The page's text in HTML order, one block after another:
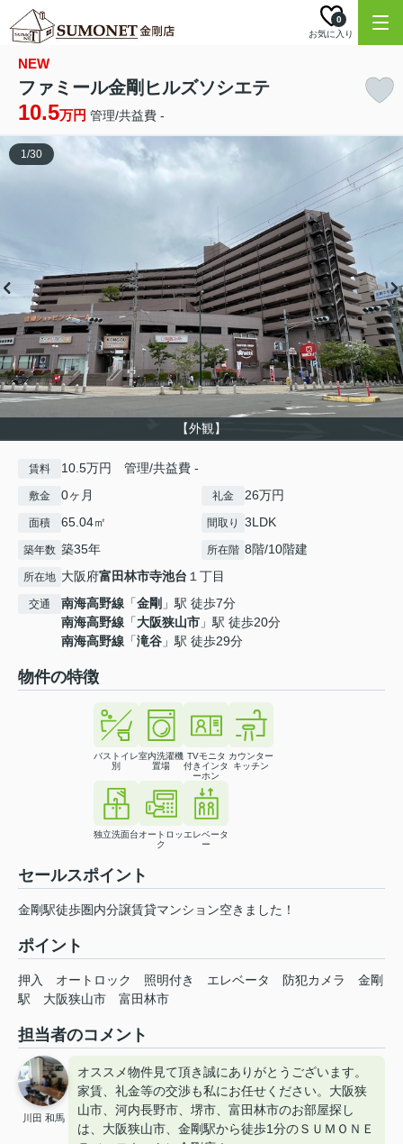
お気に入り
0
NEW
ファミール金剛ヒルズソシエテ
10.5万円 管理/共益費 -
【外観】
1/30
賃料 10.5万円 管理/共益費 -
敷金 0ヶ月 礼金 26万円
面積 65.04㎡ 間取り 3LDK
築年数 築35年 所在階 8階/10階建
所在地 大阪府富田林市寺池台 １丁目
交通 南海高野線 「金剛 」駅 徒歩7分
南海高野線 「大阪狭山市 」駅 徒歩20分
南海高野線 「滝谷 」駅 徒歩29分
物件の特徴
バストイレ
別
室内洗濯機
置場
TVモニタ
付きインタ
ーホン
カウンター
キッチン
独立洗面台オートロッ
ク
エレベータ
ー
セールスポイント
金剛駅徒歩圏内分譲賃貸マンション空きました！
ポイント
押入 オートロック 照明付き エレベータ 防犯カメラ
金剛
駅
大阪狭山市 富田林市
担当者のコメント
川田 和馬
オススメ物件見て頂き誠にありがとうございます。
家賃、礼金等の交渉も私にお任せください。大阪狭
山市、河内長野市、堺市、富田林市のお部屋探し
は、大阪狭山市、金剛駅から徒歩1分のＳＵＭＯＮＥ